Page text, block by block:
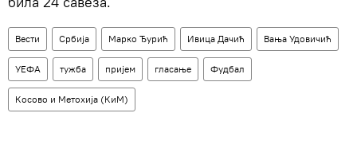
Вести Србија Марко Ђурић Ивица Дачић Вања Удовичић
УЕФА тужба пријем гласање Фудбал
Косово и Метохија (КиМ)